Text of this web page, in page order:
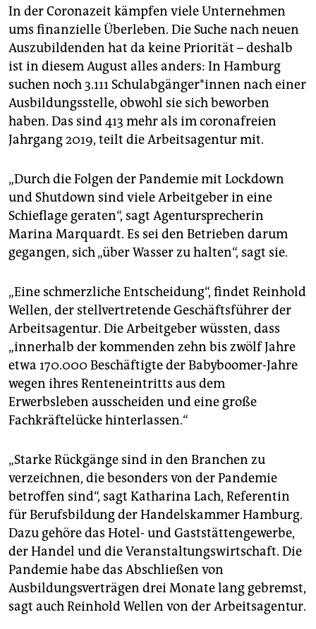
fragen & hilfe
unterstützen
abo
genossenschaft
epaper login
In der Coronazeit kämpfen viele Unternehmen
ums finanzielle Überleben. Die Suche nach neuen
Auszubildenden hat da keine Priorität – deshalb
ist in diesem August alles anders: In Hamburg
suchen noch 3.111 Schulabgänger*innen nach einer
Ausbildungsstelle, obwohl sie sich beworben
haben. Das sind 413 mehr als im coronafreien
Jahrgang 2019, teilt die Arbeitsagentur mit.
„Durch die Folgen der Pandemie mit Lockdown
und Shutdown sind viele Arbeitgeber in eine
Schieflage geraten“, sagt Agentursprecherin
Marina Marquardt. Es sei den Betrieben darum
gegangen, sich „über Wasser zu halten“, sagt sie.
„Eine schmerzliche Entscheidung“, findet Reinhold
Wellen, der stellvertretende Geschäftsführer der
Arbeitsagentur. Die Arbeitgeber wüssten, dass
„innerhalb der kommenden zehn bis zwölf Jahre
etwa 170.000 Beschäftigte der Babyboomer-Jahre
wegen ihres Renteneintritts aus dem
Erwerbsleben ausscheiden und eine große
Fachkräftelücke hinterlassen.“
„Starke Rückgänge sind in den Branchen zu
verzeichnen, die besonders von der Pandemie
betroffen sind“, sagt Katharina Lach, Referentin
für Berufsbildung der Handelskammer Hamburg.
Dazu gehöre das Hotel- und Gaststättengewerbe,
der Handel und die Veranstaltungswirtschaft. Die
Pandemie habe das Abschließen von
Ausbildungsverträgen drei Monate lang gebremst,
sagt auch Reinhold Wellen von der Arbeitsagentur.